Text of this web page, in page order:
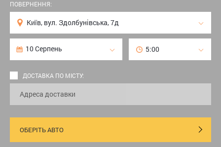
ПОВЕРНЕННЯ:
ДОСТАВКА ПО МІСТУ: